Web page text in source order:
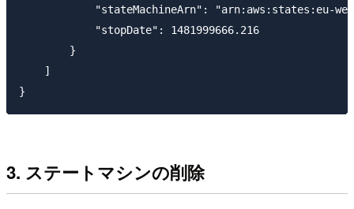
"stateMachineArn": "arn:aws:states:eu-
            "stopDate": 1481999666.216
        }
    ]
3. ステートマシンの削除